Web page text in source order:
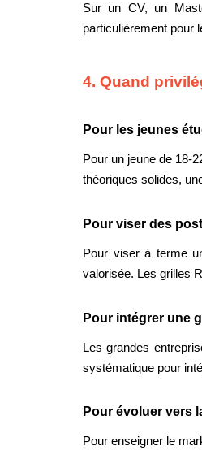
Sur un CV, un
particulièrement pour
4. Quand
Pour les jeunes
Pour un jeune de 18-
théoriques solides,
Pour viser des
Pour viser à terme
valorisée. Les grilles
Pour intégrer une
Les grandes
systématique pour
Pour évoluer vers
Pour enseigner le